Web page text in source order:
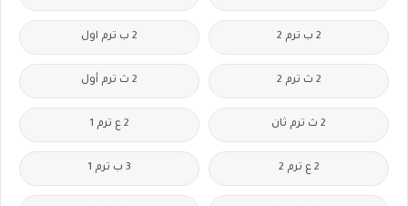
2 ب ترم 2 2 ب ترم اول
2 ث ترم 2 2 ث ترم أول
2 ث ترم ثان 2 ع ترم 1
2 ع ترم 2 3 ب ترم 1